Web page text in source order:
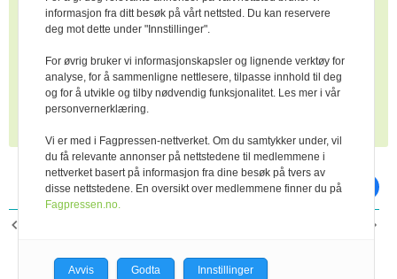
styreleder i Geno Global, Kristin Malonæs.
salgsvekst og påvirkning i det globale markedet, sier
Ton van de Goor, som starter i stillingen 1. januar
2025.
på nye kontinenter
bruksdyrkryssing
informasjon fra ditt besøk på vårt nettsted. Du kan reservere
deg mot dette under "Innstillinger".
For øvrig bruker vi informasjonskapsler og lignende verktøy for
analyse, for å sammenligne nettlesere, tilpasse innhold til deg
og for å utvikle og tilby nødvendig funksjonalitet. Les mer i vår
personvernerklæring.
Vi er med i Fagpressen-nettverket. Om du samtykker under, vil
du få relevante annonser på nettstedene til medlemmene i
nettverket basert på informasjon fra dine besøk på tvers av
disse nettstedene. En oversikt over medlemmene finner du på
Fagpressen.no.
Avvis Godta Innstillinger